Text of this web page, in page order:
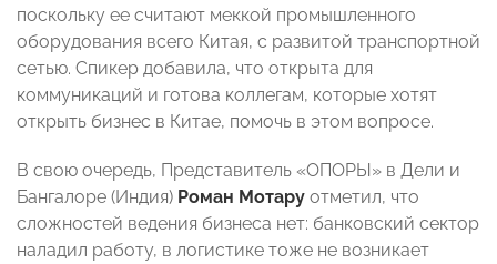
поскольку ее считают меккой промышленного
оборудования всего Китая, с развитой транспортной
сетью. Спикер добавила, что открыта для
коммуникаций и готова коллегам, которые хотят
открыть бизнес в Китае, помочь в этом вопросе.
В свою очередь, Представитель «ОПОРЫ» в Дели и
Бангалоре (Индия) Роман Мотару отметил, что
сложностей ведения бизнеса нет: банковский сектор
наладил работу, в логистике тоже не возникает